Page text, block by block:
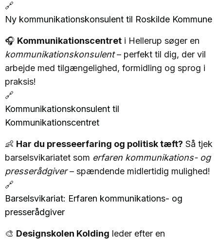
🔗
Ny kommunikationskonsulent til Roskilde Kommune
🎧 Kommunikationscentret i Hellerup søger en
kommunikationskonsulent– perfekt til dig, der vil
arbejde med tilgængelighed, formidling og sprog i
praksis!
🔗
Kommunikationskonsulent til
Kommunikationscentret
👶 Har du presseerfaring og politisk tæft? Så tjek
barselsvikariatet som erfaren kommunikations- og
presserådgiver– spændende midlertidig mulighed!
🔗
Barselsvikariat: Erfaren kommunikations- og
presserådgiver
🎨 Designskolen Kolding leder efter en